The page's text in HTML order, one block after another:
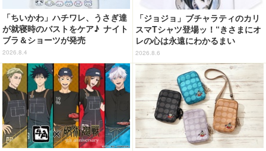
「ちいかわ」ハチワレ、うさぎ達
が就寝時のバストをケア♪ ナイト
ブラ＆ショーツが発売
2026.8.4
「ジョジョ」ブチャラティのカリ
スマTシャツ登場ッ！“きさまにオ
レの心は永遠にわかるまい
ッ！”や感動のクライマックスを
デザイン
2026.8.6